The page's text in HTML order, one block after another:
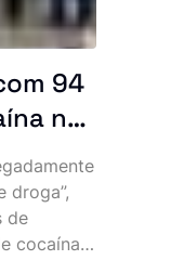
94
no
da
droga”,
de
cocaína